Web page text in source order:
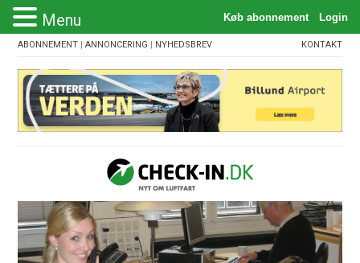
ABONNEMENT |ANNONCERING | NYHEDSBREV KONTAKT
Menu